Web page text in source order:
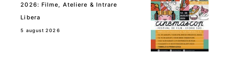
2026: Filme, Ateliere & Intrare
Libera
5 august 2026